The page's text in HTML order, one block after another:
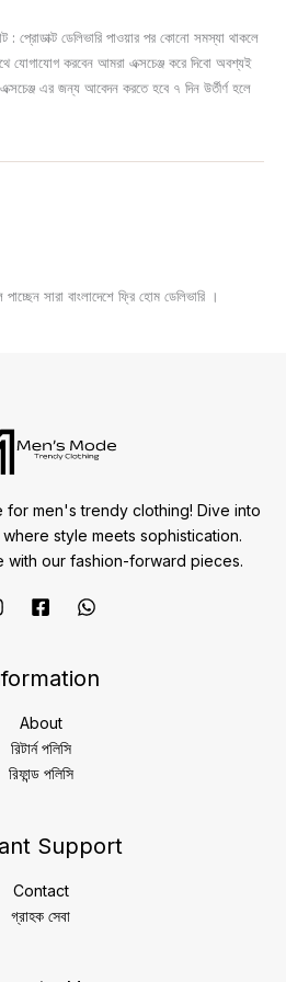
: প্রোডাক্ট ডেলিভারি পাওয়ার পর কোনো সমস্যা থাকলে
যোগাযোগ করবেন আমরা এক্সচেঞ্জ করে দিবো অবশ্যই
এর জন্য আবেদন করতে হবে ৭ দিন উর্তীর্ণ হলে
সারা বাংলাদেশে ফ্রি হোম ডেলিভারি ।
men's trendy clothing! Dive into
style meets sophistication.
with our fashion-forward pieces.
About
রিটার্ন পলিসি
রিফান্ড পলিসি
Support
Contact
গ্রাহক সেবা